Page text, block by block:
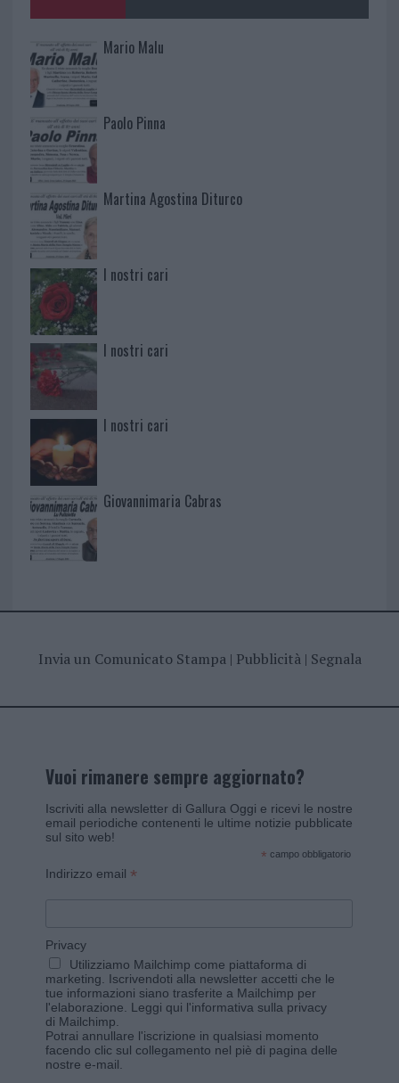
Mario Malu
Paolo Pinna
Martina Agostina Diturco
I nostri cari
I nostri cari
I nostri cari
Giovannimaria Cabras
Invia un Comunicato Stampa| Pubblicità| Segnala
Vuoi rimanere sempre aggiornato?
Iscriviti alla newsletter di Gallura Oggi e ricevi le nostre
email periodiche contenenti le ultime notizie pubblicate
sul sito web!
* campo obbligatorio
Indirizzo email *
Privacy
Utilizziamo Mailchimp come piattaforma di
marketing. Iscrivendoti alla newsletter accetti che le
tue informazioni siano trasferite a Mailchimp per
l'elaborazione. Leggi qui l'informativa sulla privacy
di Mailchimp
Potrai annullare l'iscrizione in qualsiasi momento
facendo clic sul collegamento nel piè di pagina delle
nostre e-mail.